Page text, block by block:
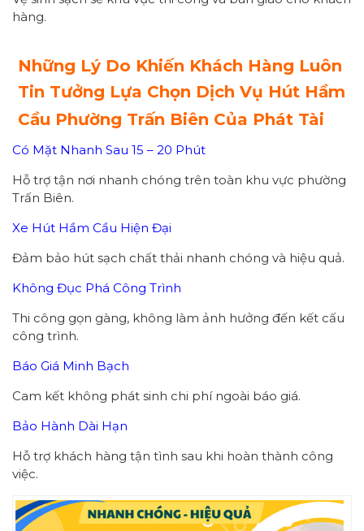
hàng.
Những Lý Do Khiến Khách Hàng Luôn
Tin Tưởng Lựa Chọn Dịch Vụ Hút Hầm
Cầu Phường Trấn Biên Của Phát Tài
Có Mặt Nhanh Sau 15 – 20 Phút
Hỗ trợ tận nơi nhanh chóng trên toàn khu vực phường
Trấn Biên.
Xe Hút Hầm Cầu Hiện Đại
Đảm bảo hút sạch chất thải nhanh chóng và hiệu quả.
Không Đục Phá Công Trình
Thi công gọn gàng, không làm ảnh hưởng đến kết cấu
công trình.
Báo Giá Minh Bạch
Cam kết không phát sinh chi phí ngoài báo giá.
Bảo Hành Dài Hạn
Hỗ trợ khách hàng tận tình sau khi hoàn thành công
việc.